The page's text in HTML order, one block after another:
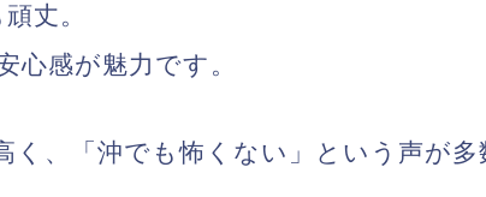
丈。
心感が魅力です。
、「沖でも怖くない」という声が多